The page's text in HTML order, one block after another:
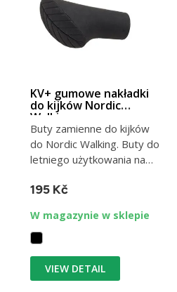
KV+ gumowe nakładki
do kijków Nordic
Walking
Buty zamienne do kijków
do Nordic Walking. Buty do
letniego użytkowania na
195 Kč
W magazynie w sklepie
VIEW DETAIL